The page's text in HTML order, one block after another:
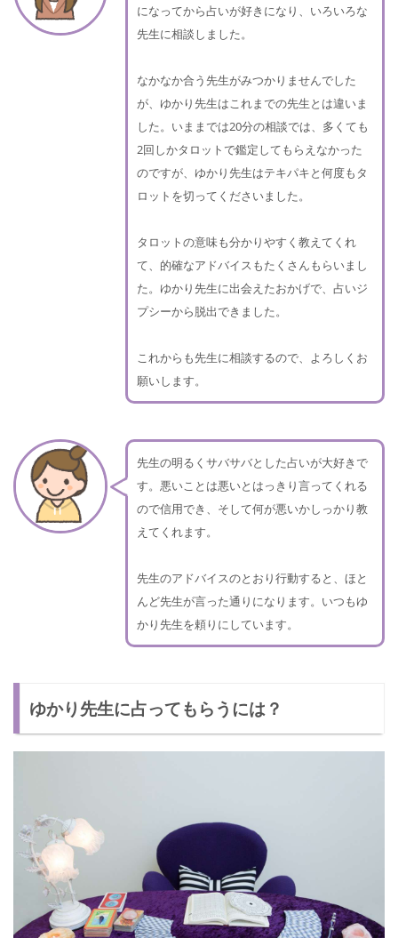
になってから占いが好きになり、いろいろな
先生に相談しました。
なかなか合う先生がみつかりませんでした
が、ゆかり先生はこれまでの先生とは違いま
した。いままでは20分の相談では、多くても
2回しかタロットで鑑定してもらえなかった
のですが、ゆかり先生はテキパキと何度もタ
ロットを切ってくださいました。
タロットの意味も分かりやすく教えてくれ
て、的確なアドバイスもたくさんもらいまし
た。ゆかり先生に出会えたおかげで、占いジ
プシーから脱出できました。
これからも先生に相談するので、よろしくお
願いします。
先生の明るくサバサバとした占いが大好きで
す。悪いことは悪いとはっきり言ってくれる
ので信用でき、そして何が悪いかしっかり教
えてくれます。
先生のアドバイスのとおり行動すると、ほと
んど先生が言った通りになります。いつもゆ
かり先生を頼りにしています。
ゆかり先生に占ってもらうには？